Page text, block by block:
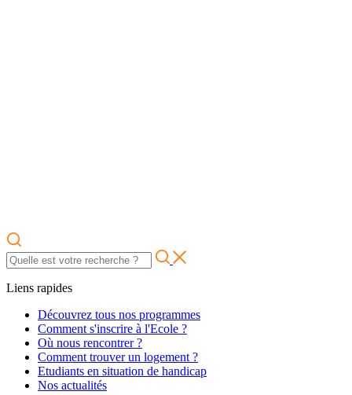
Liens rapides
Découvrez tous nos programmes
Comment s'inscrire à l'Ecole ?
Où nous rencontrer ?
Comment trouver un logement ?
Etudiants en situation de handicap
Nos actualités